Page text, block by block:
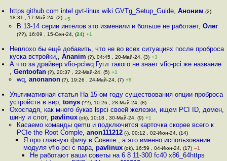
https github com intel gvt-linux wiki GVTg_Setup_Guide,Аноним (2),
18:31 , 17-Май-24, (2) +5
В 13-14 серии интелов это изменили и больше не работает, Олег
(??), 16:09 , 15-Сен-24, (24) +1
Неплохо бы ещё добавить, что не во всех ситуациях после проброса
куска встройки,,Ananim (?), 04:45 , 20-Май-24, (3) +3
А что за драйвер vfio-pciwq Гугл такого не знает vfio-pci же название
,Gentoofan (?), 20:37 , 22-Май-24, (5) +1
wq, anonanon(?), 19:26 , 24-Май-24, (7) +9
Ультимативная статья На 15-ом году существования опции проброса
устройств в вир,tonys (??), 10:26 , 28-Май-24, (8)
Oxocпадя, как много букав lspci своей железки, ищем PCI ID, домен,
шину и слот,pavlinux (ok), 10:18 , 30-Май-24, (9) +1
Касаемо команды qemu и подключится карточка скорее всего к
PCIe the Root Comple, anon111212(-), 00:12 , 02-Июн-24, (14)
Я про главную фичу в Совете , а это именно использование
модуля vfio-pci c пара, pavlinux(ok), 16:59 , 04-Июн-24, (17) –1
Не работают ваши советы на 6 8 11-300 fc40 x86_64https